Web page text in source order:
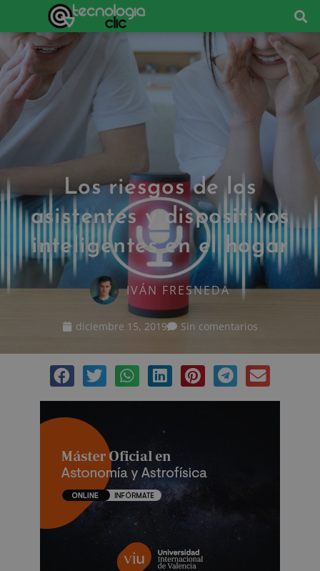
Los riesgos de los
asistentes y dispositivos
inteligentes en el hogar
IVÁN FRESNEDA
diciembre 15, 2019 Sin comentarios